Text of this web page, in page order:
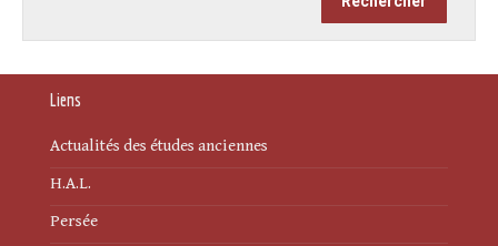
Liens
Actualités des études anciennes
H.A.L.
Persée